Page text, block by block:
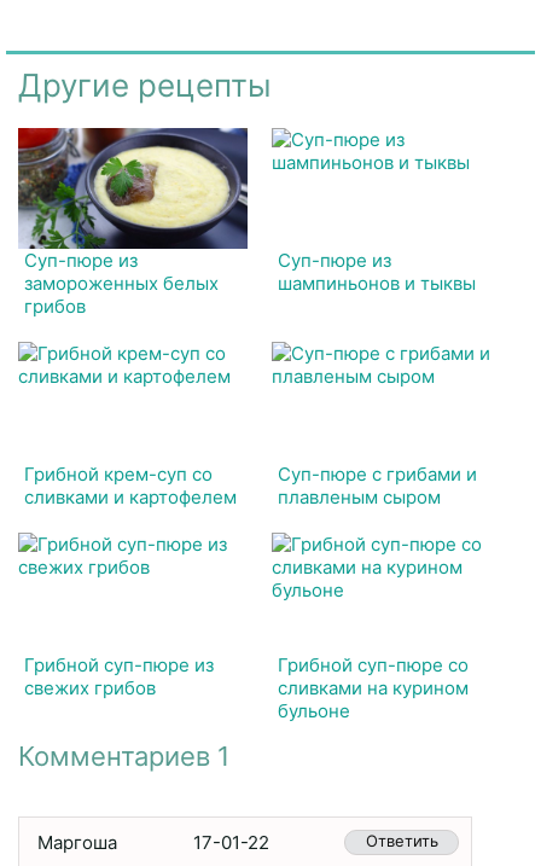
Другие рецепты
Суп-пюре из
замороженных белых
грибов
Суп-пюре из
шампиньонов и тыквы
Грибной крем-суп со
сливками и картофелем
Суп-пюре с грибами и
плавленым сыром
Грибной суп-пюре из
свежих грибов
Грибной суп-пюре со
сливками на курином
бульоне
Комментариев 1
Маргоша 17-01-22 Ответить